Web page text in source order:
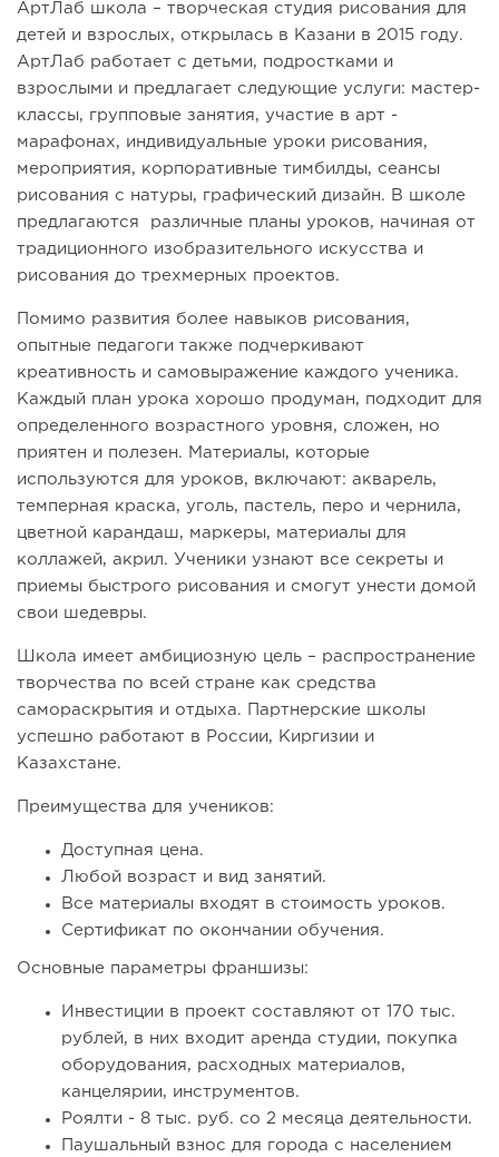
АртЛаб школа – творческая студия рисования для
детей и взрослых, открылась в Казани в 2015 году.
АртЛаб работает с детьми, подростками и
взрослыми и предлагает следующие услуги: мастер-
классы, групповые занятия, участие в арт -
марафонах, индивидуальные уроки рисования,
мероприятия, корпоративные тимбилды, сеансы
рисования с натуры, графический дизайн. В школе
предлагаются различные планы уроков, начиная от
традиционного изобразительного искусства и
рисования до трехмерных проектов.
Помимо развития более навыков рисования,
опытные педагоги также подчеркивают
креативность и самовыражение каждого ученика.
Каждый план урока хорошо продуман, подходит для
определенного возрастного уровня, сложен, но
приятен и полезен. Материалы, которые
используются для уроков, включают: акварель,
темперная краска, уголь, пастель, перо и чернила,
цветной карандаш, маркеры, материалы для
коллажей, акрил. Ученики узнают все секреты и
приемы быстрого рисования и смогут унести домой
свои шедевры.
Школа имеет амбициозную цель – распространение
творчества по всей стране как средства
самораскрытия и отдыха. Партнерские школы
успешно работают в России, Киргизии и
Казахстане.
Преимущества для учеников:
Доступная цена.
Любой возраст и вид занятий.
Все материалы входят в стоимость уроков.
Сертификат по окончании обучения.
Основные параметры франшизы:
Инвестиции в проект составляют от 170 тыс.
рублей, в них входит аренда студии, покупка
оборудования, расходных материалов,
канцелярии, инструментов.
Роялти - 8 тыс. руб. со 2 месяца деятельности.
Паушальный взнос для города с населением